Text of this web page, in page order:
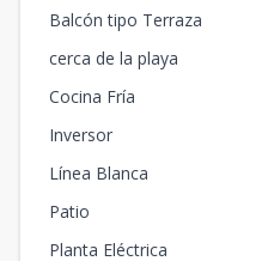
Balcón tipo Terraza
cerca de la playa
Cocina Fría
Inversor
Línea Blanca
Patio
Planta Eléctrica